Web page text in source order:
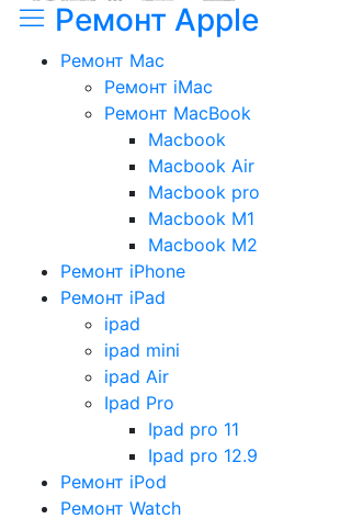
Ремонт Apple
Ремонт Mac
Ремонт iMac
Ремонт MacBook
Macbook
Macbook Air
Macbook pro
Macbook M1
Macbook M2
Ремонт iPhone
Ремонт iPad
ipad
ipad mini
ipad Air
Ipad Pro
Ipad pro 11
Ipad pro 12.9
Ремонт iPod
Ремонт Watch